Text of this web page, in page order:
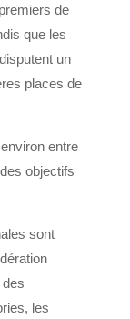
de
que les
un
places de
entre
objectifs
sont
les